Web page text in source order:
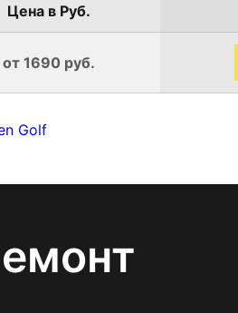
Цена в Руб.
от 1690 руб.
Golf